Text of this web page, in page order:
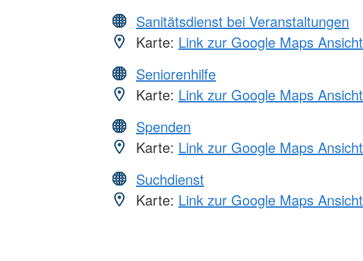
Sanitätsdienst bei Veranstaltungen
Karte: Link zur Google Maps Ansicht
Seniorenhilfe
Karte: Link zur Google Maps Ansicht
Spenden
Karte: Link zur Google Maps Ansicht
Suchdienst
Karte: Link zur Google Maps Ansicht